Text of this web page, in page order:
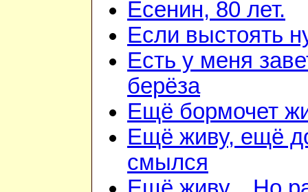
Есенин, 80 лет.
Если выстоять
Есть у меня
берёза
Ещё бормочет
Ещё живу, ещё
смылся